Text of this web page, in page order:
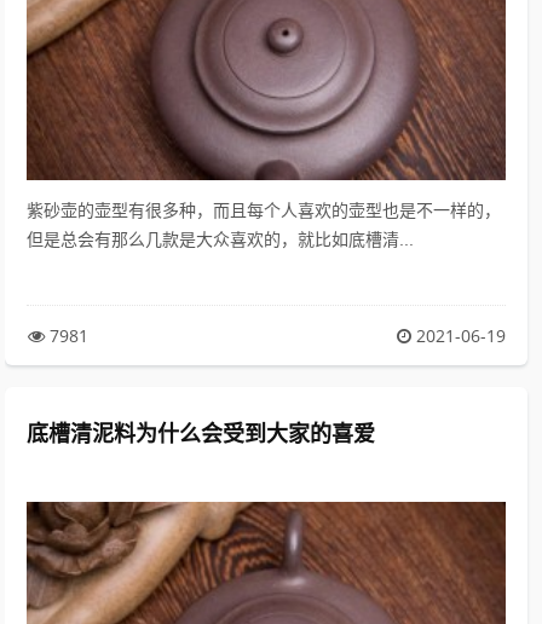
紫砂壶的壶型有很多种，而且每个人喜欢的壶型也是不一样的，
但是总会有那么几款是大众喜欢的，就比如底槽清...
7981 2021-06-19
底槽清泥料为什么会受到大家的喜爱